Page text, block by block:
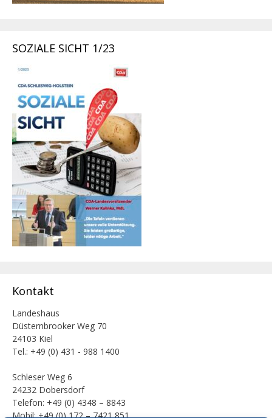
SOZIALE SICHT 1/23
Kontakt
Landeshaus
Düsternbrooker Weg 70
24103 Kiel
Tel.: +49 (0) 431 - 988 1400
Schleser Weg 6
24232 Dobersdorf
Telefon: +49 (0) 4348 – 8843
Mobil: +49 (0) 172 – 7421 851